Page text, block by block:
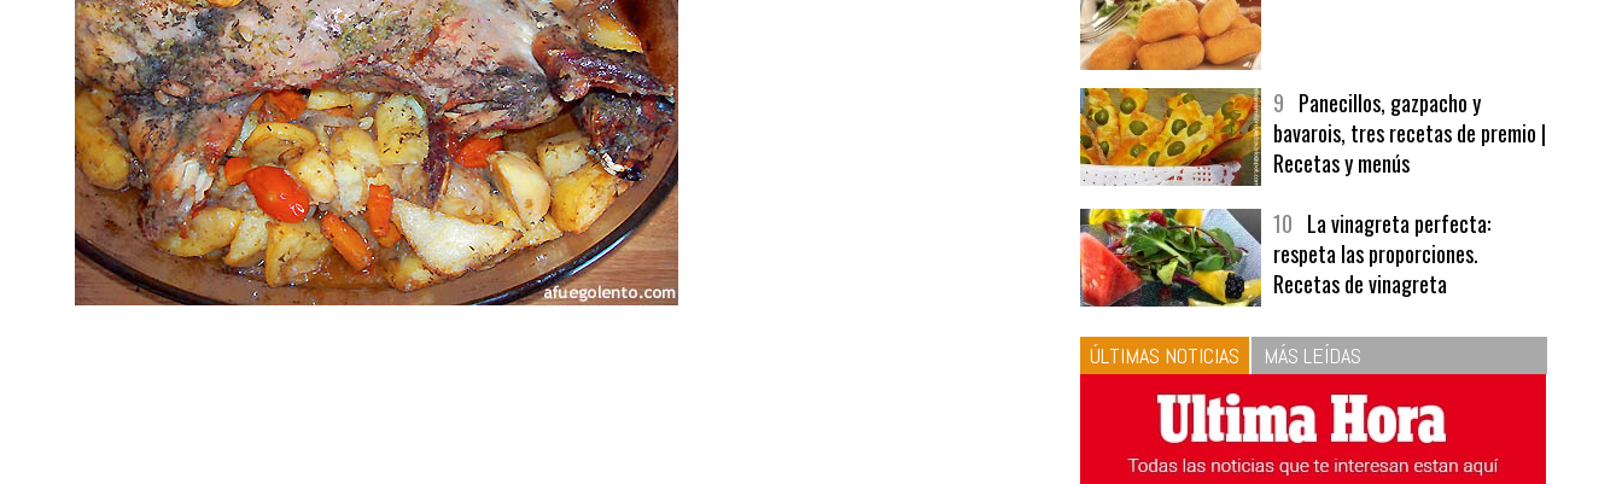
bavarois, tres recetas de premio |
Recetas y menús
respeta las proporciones.
Recetas de vinagreta
ÚLTIMAS NOTICIAS MÁS LEÍDAS